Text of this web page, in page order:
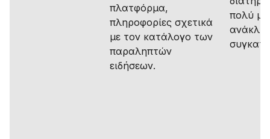
πλατφόρμα,
πληροφορίες σχετικά
με τον κατάλογο των
παραληπτών
ειδήσεων.
πολύ